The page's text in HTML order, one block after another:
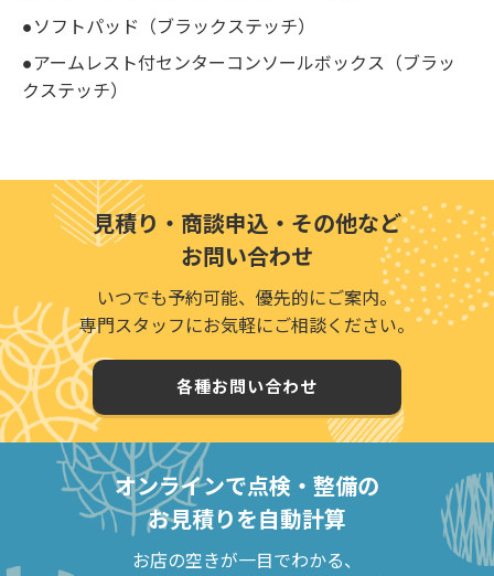
●ソフトパッド（ブラックステッチ）
●アームレスト付センターコンソールボックス（ブラッ
クステッチ）
見積り・商談申込・その他など
お問い合わせ
いつでも予約可能、優先的にご案内。
専門スタッフにお気軽にご相談ください。
各種お問い合わせ
オンラインで点検・整備の
お見積りを自動計算
お店の空きが一目でわかる、